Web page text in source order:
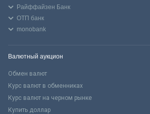
Райффайзен Банк
ОТП банк
monobank
Валютный аукцион
Обмен валют
Курс валют в обменниках
Курс валют на черном рынке
Купить доллар